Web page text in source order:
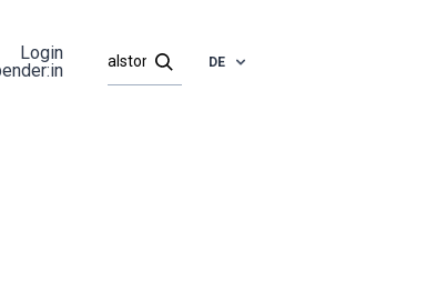
Login
DE